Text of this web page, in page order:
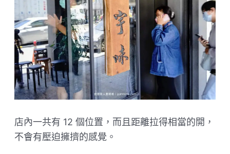
店內一共有 12 個位置，而且距離拉得相當的開，
不會有壓迫擁擠的感覺。